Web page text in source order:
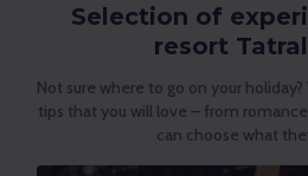
Selection of
resort
Not sure where to go on your
tips that you will love – from
can choose what